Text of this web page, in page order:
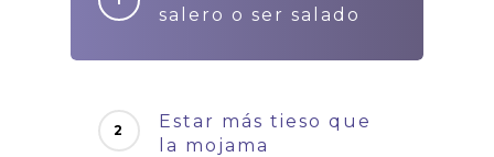
salero o ser salado
Estar más tieso que
la mojama